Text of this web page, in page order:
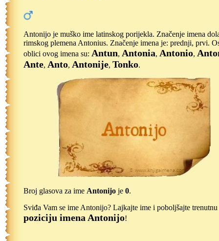
Antonijo je muško ime latinskog porijekla. Značenje imena
rimskog plemena Antonius. Značenje imena je: prednji, prvi.
oblici ovog imena su: Antun, Antonia, Antonio,
Ante, Anto, Antonije, Tonko.
Broj glasova za ime Antonijo je 0.
Sviđa Vam se ime Antonijo? Lajkajte ime i poboljšajte trenutnu
poziciju imena Antonijo!